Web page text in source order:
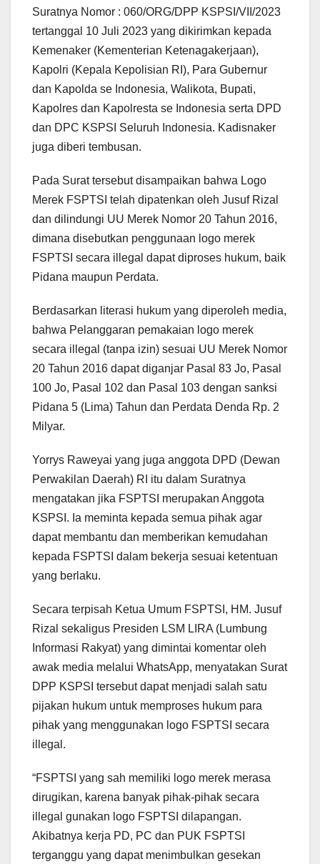
Suratnya Nomor : 060/ORG/DPP KSPSI/VII/2023
tertanggal 10 Juli 2023 yang dikirimkan kepada
Kemenaker (Kementerian Ketenagakerjaan),
Kapolri (Kepala Kepolisian RI), Para Gubernur
dan Kapolda se Indonesia, Walikota, Bupati,
Kapolres dan Kapolresta se Indonesia serta DPD
dan DPC KSPSI Seluruh Indonesia. Kadisnaker
juga diberi tembusan.
Pada Surat tersebut disampaikan bahwa Logo
Merek FSPTSI telah dipatenkan oleh Jusuf Rizal
dan dilindungi UU Merek Nomor 20 Tahun 2016,
dimana disebutkan penggunaan logo merek
FSPTSI secara illegal dapat diproses hukum, baik
Pidana maupun Perdata.
Berdasarkan literasi hukum yang diperoleh media,
bahwa Pelanggaran pemakaian logo merek
secara illegal (tanpa izin) sesuai UU Merek Nomor
20 Tahun 2016 dapat diganjar Pasal 83 Jo, Pasal
100 Jo, Pasal 102 dan Pasal 103 dengan sanksi
Pidana 5 (Lima) Tahun dan Perdata Denda Rp. 2
Milyar.
Yorrys Raweyai yang juga anggota DPD (Dewan
Perwakilan Daerah) RI itu dalam Suratnya
mengatakan jika FSPTSI merupakan Anggota
KSPSI. Ia meminta kepada semua pihak agar
dapat membantu dan memberikan kemudahan
kepada FSPTSI dalam bekerja sesuai ketentuan
yang berlaku.
Secara terpisah Ketua Umum FSPTSI, HM. Jusuf
Rizal sekaligus Presiden LSM LIRA (Lumbung
Informasi Rakyat) yang dimintai komentar oleh
awak media melalui WhatsApp, menyatakan Surat
DPP KSPSI tersebut dapat menjadi salah satu
pijakan hukum untuk memproses hukum para
pihak yang menggunakan logo FSPTSI secara
illegal.
“FSPTSI yang sah memiliki logo merek merasa
dirugikan, karena banyak pihak-pihak secara
illegal gunakan logo FSPTSI dilapangan.
Akibatnya kerja PD, PC dan PUK FSPTSI
terganggu yang dapat menimbulkan gesekan